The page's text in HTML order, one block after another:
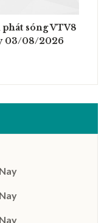
sóng VTV8
03/08/2026